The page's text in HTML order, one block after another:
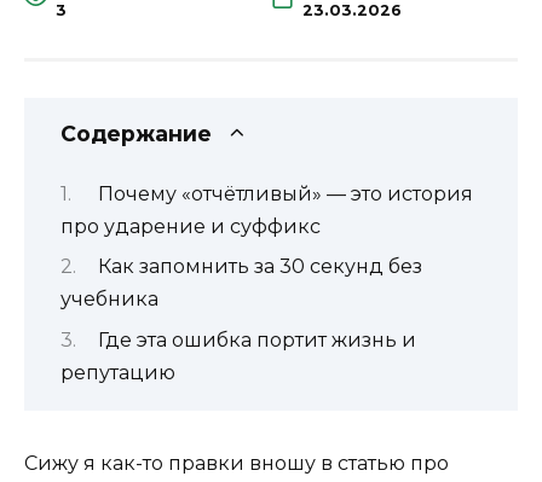
3 23.03.2026
Содержание
Почему «отчётливый» — это история
про ударение и суффикс
Как запомнить за 30 секунд без
учебника
Где эта ошибка портит жизнь и
репутацию
Сижу я как-то правки вношу в статью про